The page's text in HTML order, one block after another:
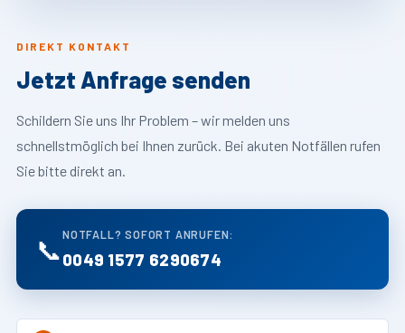
DIREKT KONTAKT
Jetzt Anfrage senden
Schildern Sie uns Ihr Problem – wir melden uns
schnellstmöglich bei Ihnen zurück. Bei akuten Notfällen rufen
Sie bitte direkt an.
📞 NOTFALL? SOFORT ANRUFEN:
0049 1577 6290674